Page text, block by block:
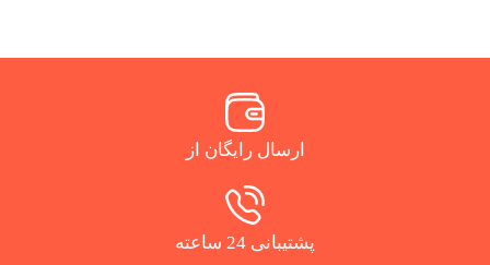
ارسال رایگان از
پشتیبانی 24 ساعته